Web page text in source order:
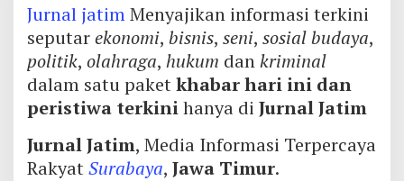
Jurnal jatimMenyajikan informasi terkini
seputarekonomi, bisnis, seni, sosial budaya,
politik, olahraga, hukum dankriminal
dalam satu paketkhabar hari ini dan
peristiwa terkinihanya di Jurnal Jatim
Jurnal Jatim, Media Informasi Terpercaya
RakyatSurabaya, Jawa Timur.